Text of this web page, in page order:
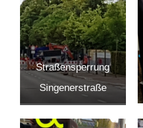
Straßensperrung
Singenerstraße